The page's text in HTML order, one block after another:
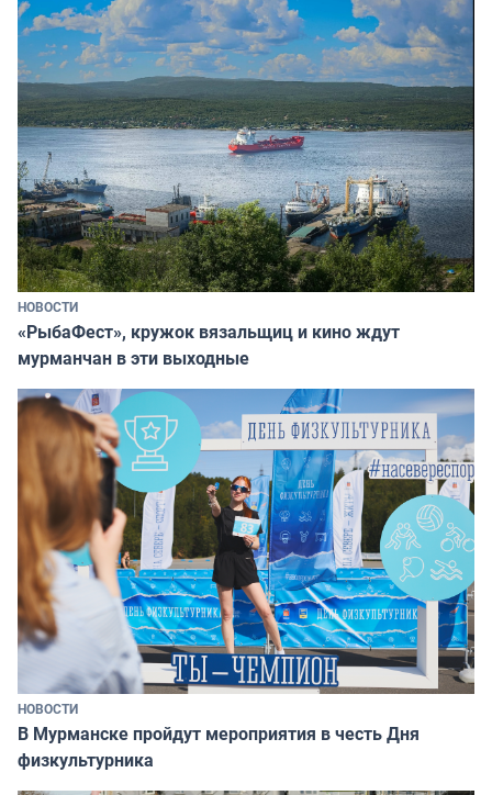
НОВОСТИ
«РыбаФест», кружок вязальщиц и кино ждут
мурманчан в эти выходные
НОВОСТИ
В Мурманске пройдут мероприятия в честь Дня
физкультурника